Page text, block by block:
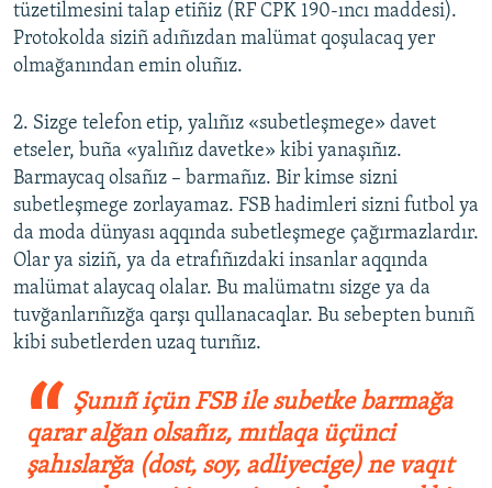
tüzetilmesini talap etiñiz (RF CPK 190-ıncı maddesi).
Protokolda siziñ adıñ​ızdan malümat qoşulacaq yer
olmağanından emin oluñız.
2. Sizge telefon etip, yalıñız «subetleşmege» davet
etseler, buña «yalıñız davetke» kibi yanaşıñız.
Barmaycaq olsañız – barmañız. Bir kimse sizni
subetleşmege zorlayamaz. FSB hadimleri sizni futbol ya
da moda dünyası aqqında subetleşmege çağırmazlardır.
Olar ya siziñ, ya da etrafıñızdaki insanlar aqqında
malümat alaycaq olalar. Bu malümatnı sizge ya da
tuvğanlarıñızğa qarşı qullanacaqlar. Bu sebepten bunıñ
kibi subetlerden uzaq turıñız.
Şunıñ içün FSB ile subetke barmağa
qarar alğan olsañız, mıtlaqa üçünci
şahıslarğa (dost, soy, adliyecige) ne vaqıt